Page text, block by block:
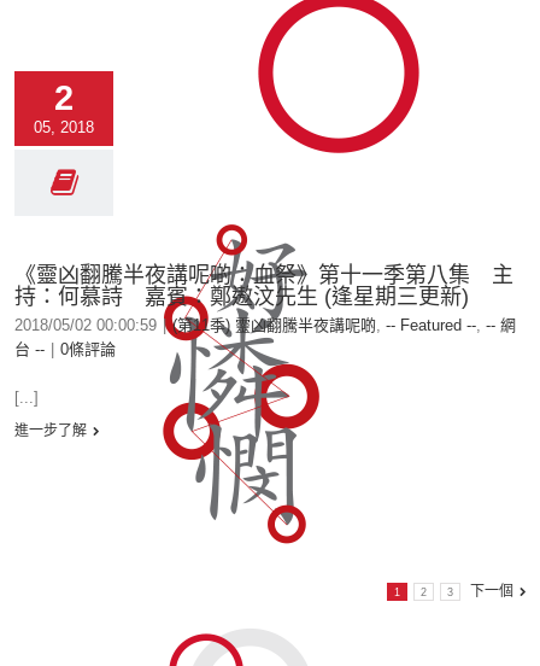
2
05, 2018
《靈凶翻騰半夜講呢啲：血祭》第十一季第八集 主
持：何慕詩 嘉賓：鄭遨汶先生 (逢星期三更新)
2018/05/02 00:00:59 | (第11季) 靈凶翻騰半夜講呢啲, -- Featured --, -- 網
台 --
0條評論
[...]
進一步了解
1 2 3 下一個